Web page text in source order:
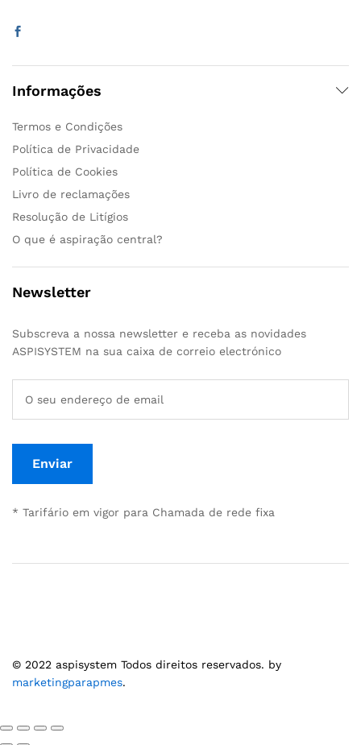
Informações
Termos e Condições
Política de Privacidade
Política de Cookies
Livro de reclamações
Resolução de Litígios
O que é aspiração central?
Newsletter
Subscreva a nossa newsletter e receba as novidades
ASPISYSTEM na sua caixa de correio electrónico
* Tarifário em vigor para Chamada de rede fixa
© 2022 aspisystem Todos direitos reservados. by
marketingparapmes.